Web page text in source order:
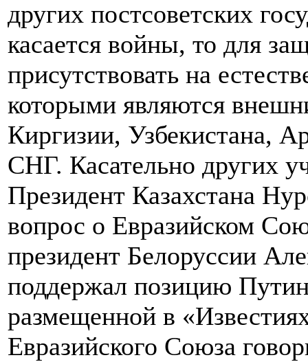
других постсоветских
касается войны, то для
присутствовать на
которыми являются
Киргизии, Узбекистана,
СНГ. Касательно других
Президент Казахстана
вопрос о Евразийском
президент Белоруссии
поддержал позицию
размещенной в
Евразийского Союза